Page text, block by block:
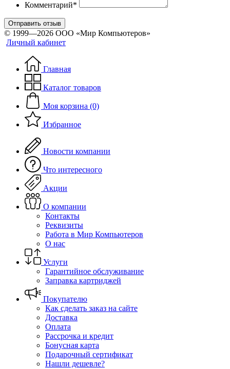
Комментарий*
Отправить отзыв
© 1999—2026 ООО «Мир Компьютеров»
Личный кабинет
Главная
Каталог товаров
Моя корзина (0)
Избранное
Новости компании
Что интересного
Акции
О компании
Контакты
Реквизиты
Работа в Мир Компьютеров
О нас
Услуги
Гарантийное обслуживание
Заправка картриджей
Покупателю
Как сделать заказ на сайте
Доставка
Оплата
Рассрочка и кредит
Бонусная карта
Подарочный сертификат
Нашли дешевле?